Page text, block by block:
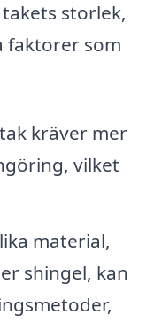
storlek,
faktorer som
kräver mer
vilket
material,
shingel, kan